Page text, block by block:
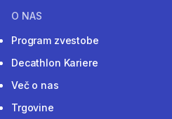
O NAS
Program zvestobe
Decathlon Kariere
Več o nas
Trgovine